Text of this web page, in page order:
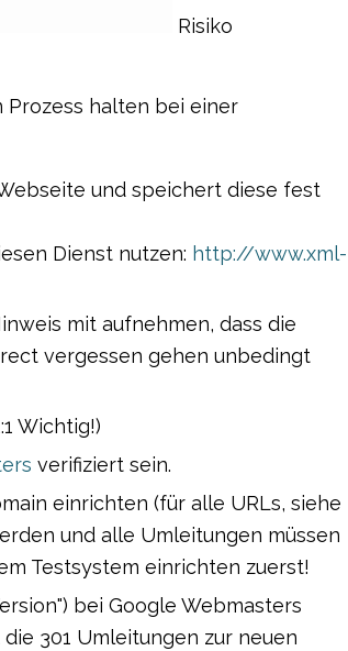
Risiko
Prozess halten bei einer
und speichert diese fest
Dienst nutzen: http://www.xml-
mit aufnehmen, dass die
vergessen gehen unbedingt
Wichtig!)
verifiziert sein.
einrichten (für alle URLs, siehe
und alle Umleitungen müssen
Testsystem einrichten zuerst!
bei Google Webmasters
301 Umleitungen zur neuen